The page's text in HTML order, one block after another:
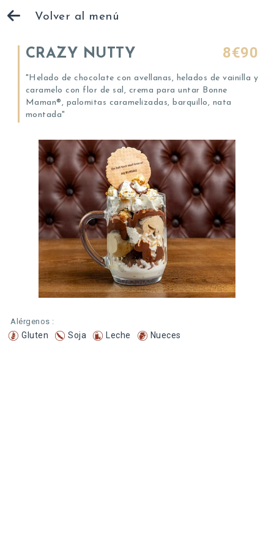
Volver al menú
CRAZY NUTTY 8€90
"Helado de chocolate con avellanas, helados de vainilla y
caramelo con flor de sal, crema para untar Bonne
Maman®, palomitas caramelizadas, barquillo, nata
montada"
Alérgenos :
Gluten Soja Leche Nueces